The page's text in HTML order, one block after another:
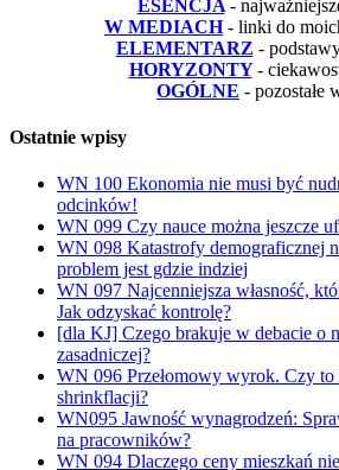
ESENCJA -
W MEDIACH - linki do
ELEMENTARZ -
HORYZONTY -
OGÓLNE - pozostałe
Ostatnie wpisy
WN 100 Ekonomia nie musi być
odcinków!
WN 099 Czy nauce można jeszcze
WN 098 Katastrofy demograficznej
problem jest gdzie indziej
WN 097 Najcenniejsza własność,
Jak odzyskać kontrolę?
[dla KJ] Czego brakuje w debacie o
zasadniczej?
WN 096 Przełomowy wyrok. Czy
shrinkflacji?
WN095 Jawność wynagrodzeń:
na pracowników?
WN 094 Dlaczego ceny mieszkań